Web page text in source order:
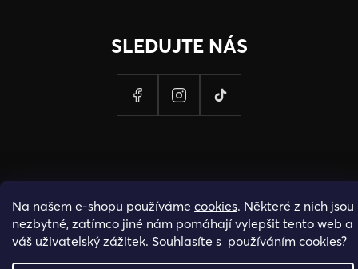
Na našem e-shopu používáme cookies. Některé z nich jsou
nezbytné, zatímco jiné nám pomáhají vylepšit tento web a
váš uživatelský zážitek. Souhlasíte s používáním cookies?
SLEDUJTE NÁS